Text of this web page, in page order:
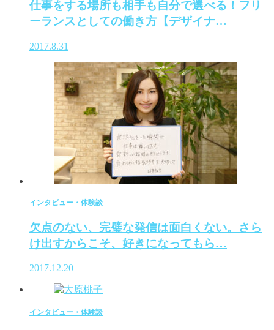
仕事をする場所も相手も自分で選べる！フリ
ーランスとしての働き方【デザイナ…
2017.8.31
インタビュー・体験談
欠点のない、完璧な発信は面白くない。さら
け出すからこそ、好きになってもら…
2017.12.20
インタビュー・体験談